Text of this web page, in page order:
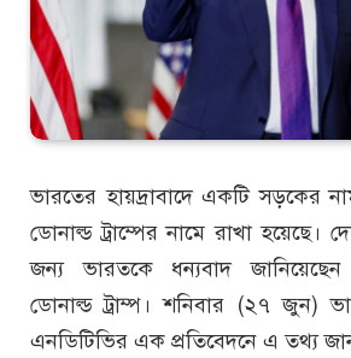
ভারতের হায়দ্রাবাদে একটি সড়কের
ডোনাল্ড ট্রাম্পের নামে রাখা হয়েছে।
জন্য ভারতকে ধন্যবাদ জানিয়েছেন
ডোনাল্ড ট্রাম্প। শনিবার (২৭ জুন)
এনডিটিভির এক প্রতিবেদনে এ তথ্য